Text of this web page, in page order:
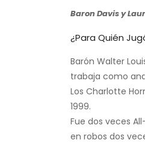
Baron Davis y
¿Para Quién
Barón Walter
trabaja como
Los Charlotte
1999.
Fue dos veces
en robos dos